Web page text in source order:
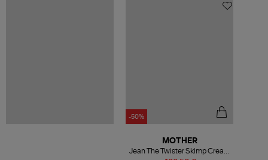
-50%
MOTHER
Jean The Twister Skimp Cream